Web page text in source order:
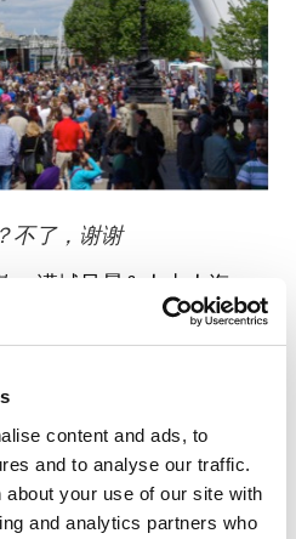
content and ads, to
and to analyse our traffic.
your use of our site with
and analytics partners who
不了，谢谢
：满城风景&人山人海